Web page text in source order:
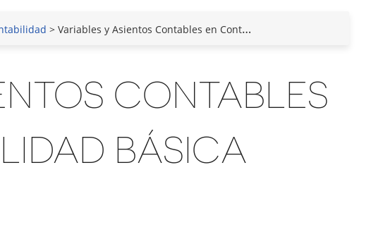
> Variables y Asientos Contables en Contabilidad Básica
CONTABLES
BÁSICA